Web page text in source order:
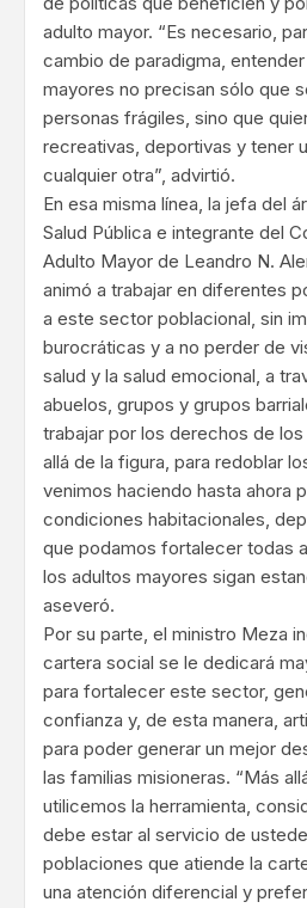
adulto mayor. “Es necesario,
cambio de paradigma,
mayores no precisan sólo que
personas frágiles, sino que
recreativas, deportivas y tener
cualquier otra”, advirtió.
En esa misma línea, la jefa del
Salud Pública e integrante del
Adulto Mayor de Leandro N.
animó a trabajar en diferentes
a este sector poblacional, sin
burocráticas y a no perder de
salud y la salud emocional, a
abuelos, grupos y grupos
trabajar por los derechos de
allá de la figura, para redoblar
venimos haciendo hasta ahora
condiciones habitacionales,
que podamos fortalecer todas
los adultos mayores sigan
aseveró.
Por su parte, el ministro Meza
cartera social se le dedicará
para fortalecer este sector,
confianza y, de esta manera,
para poder generar un mejor
las familias misioneras. “Más
utilicemos la herramienta,
debe estar al servicio de
poblaciones que atiende la
una atención diferencial y